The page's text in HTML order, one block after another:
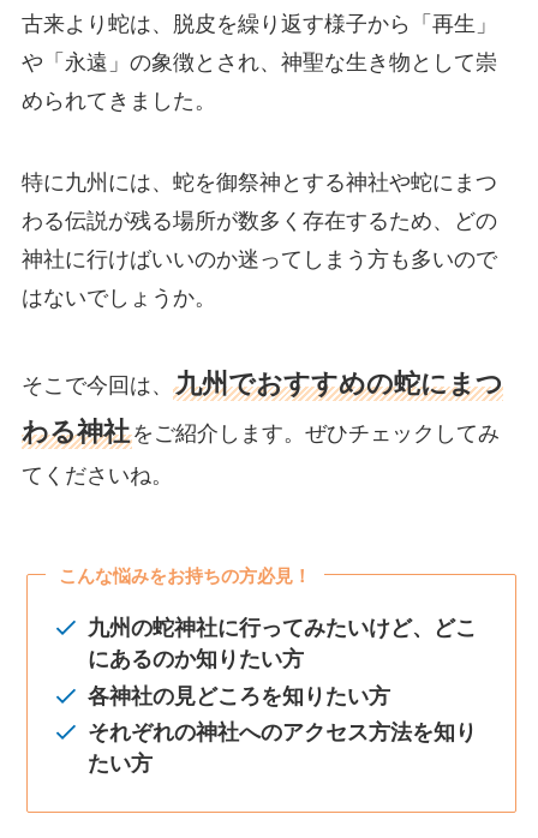
古来より蛇は、脱皮を繰り返す様子から「再生」
や「永遠」の象徴とされ、神聖な生き物として崇
められてきました。
特に九州には、蛇を御祭神とする神社や蛇にまつ
わる伝説が残る場所が数多く存在するため、どの
神社に行けばいいのか迷ってしまう方も多いので
はないでしょうか。
そこで今回は、 九州でおすすめの蛇にまつ
わる神社をご紹介します。ぜひチェックしてみ
てくださいね。
こんな悩みをお持ちの方必見！
九州の蛇神社に行ってみたいけど、どこ
にあるのか知りたい方
各神社の見どころを知りたい方
それぞれの神社へのアクセス方法を知り
たい方